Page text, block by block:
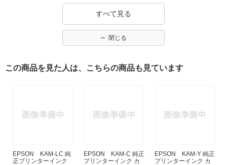
すべて見る
閉じる
この商品を見た人は、こちらの商品も見ています
EPSON KAM-LC 純
正プリンターインク
EPSON KAM-C 純正
プリンターインク カ
EPSON KAM-Y 純正
プリンターインク カ